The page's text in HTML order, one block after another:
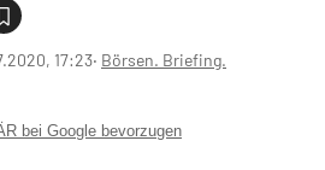
17:23‧ Börsen. Briefing.
bei Google bevorzugen